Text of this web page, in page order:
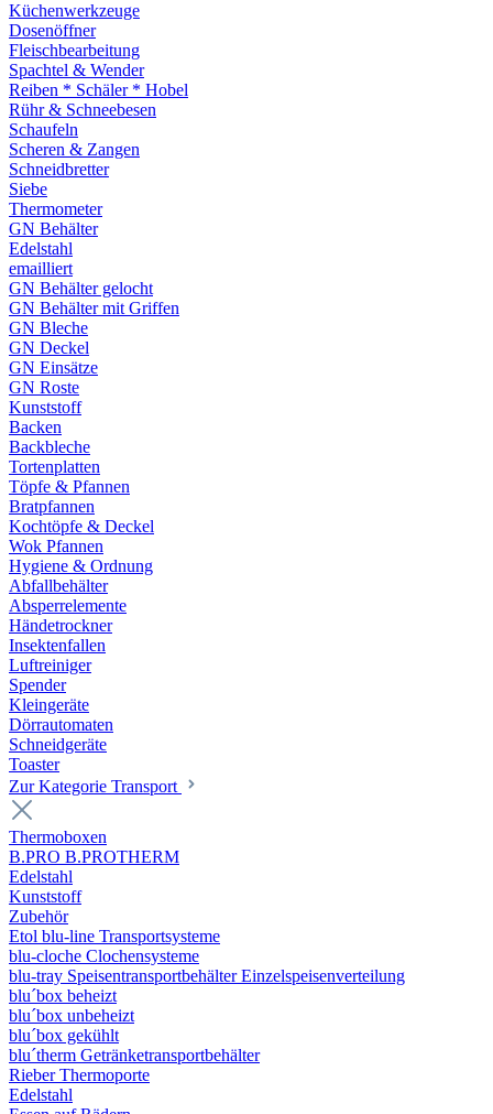
Küchenwerkzeuge
Dosenöffner
Fleischbearbeitung
Spachtel & Wender
Reiben * Schäler * Hobel
Rühr & Schneebesen
Schaufeln
Scheren & Zangen
Schneidbretter
Siebe
Thermometer
GN Behälter
Edelstahl
emailliert
GN Behälter gelocht
GN Behälter mit Griffen
GN Bleche
GN Deckel
GN Einsätze
GN Roste
Kunststoff
Backen
Backbleche
Tortenplatten
Töpfe & Pfannen
Bratpfannen
Kochtöpfe & Deckel
Wok Pfannen
Hygiene & Ordnung
Abfallbehälter
Absperrelemente
Händetrockner
Insektenfallen
Luftreiniger
Spender
Kleingeräte
Dörrautomaten
Schneidgeräte
Toaster
Zur Kategorie Transport
Thermoboxen
B.PRO B.PROTHERM
Edelstahl
Kunststoff
Zubehör
Etol blu-line Transportsysteme
blu-cloche Clochensysteme
blu-tray Speisentransportbehälter Einzelspeisenverteilung
blu´box beheizt
blu´box unbeheizt
blu´box gekühlt
blu´therm Getränketransportbehälter
Rieber Thermoporte
Edelstahl